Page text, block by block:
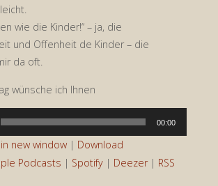
wie die Kinder!“ – ja, die
und Offenheit de Kinder – die
da oft.
wünsche ich Ihnen
00:00
new window| Download
Podcasts | Spotify| Deezer| RSS